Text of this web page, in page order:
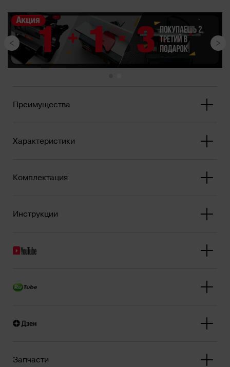
В редукторе предусмотрено автоматическ...
Преимущества
Характеристики
Комплектация
Инструкции
Запчасти